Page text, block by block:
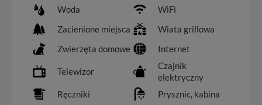
Woda
WiFi
Zacienione miejsca
Wiata grillowa
Zwierzęta domowe
Internet
Telewizor
Czajnik
elektryczny
Ręczniki
Prysznic, kabina